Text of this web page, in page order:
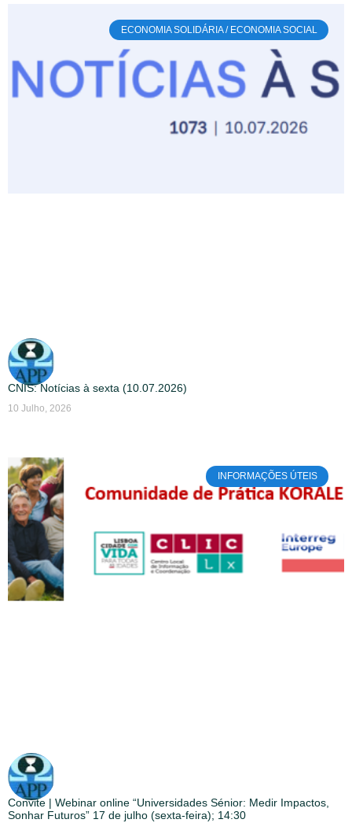
ECONOMIA SOLIDÁRIA / ECONOMIA SOCIAL
CNIS: Notícias à sexta (10.07.2026)
10 Julho, 2026
INFORMAÇÕES ÚTEIS
Convite | Webinar online “Universidades Sénior: Medir Impactos,
Sonhar Futuros” 17 de julho (sexta-feira); 14:30